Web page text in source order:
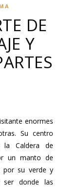
DE
Y
Su centro
la Caldera de
un manto de
por su verde y
donde las